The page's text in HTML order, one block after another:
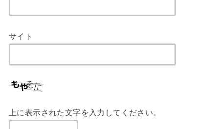
サイト
上に表示された文字を入力してください。